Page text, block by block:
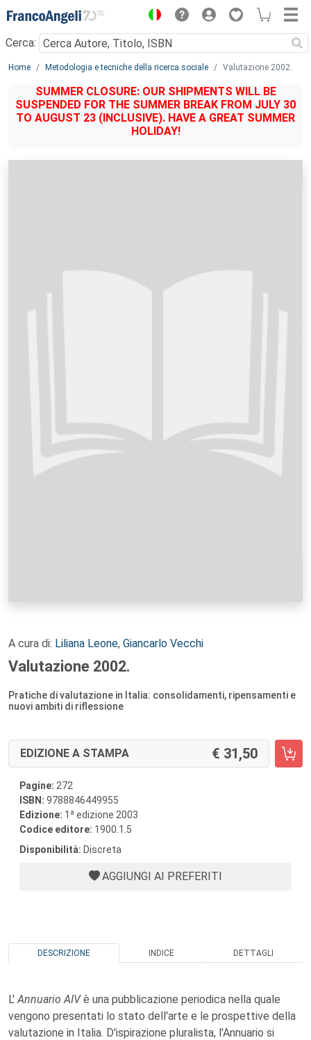
Menu
Cerca:
Main content
Home Metodologia e tecniche della ricerca sociale Valutazione 2002.
SUMMER CLOSURE: OUR SHIPMENTS WILL BE
SUSPENDED FOR THE SUMMER BREAK FROM JULY 30
TO AUGUST 23 (INCLUSIVE). HAVE A GREAT SUMMER
HOLIDAY!
A cura di: Liliana Leone, Giancarlo Vecchi
Valutazione 2002.
Pratiche di valutazione in Italia: consolidamenti, ripensamenti e
nuovi ambiti di riflessione
EDIZIONE A STAMPA 31,50
Pagine: 272
ISBN: 9788846449955
Edizione: 1 a edizione 2003
Codice editore: 1900.1.5
Disponibilità: Discreta
AGGIUNGI AI PREFERITI
DESCRIZIONE INDICE DETTAGLI
L'Annuario AIVè una pubblicazione periodica nella quale
vengono presentati lo stato dell'arte e le prospettive della
valutazione in Italia. D'ispirazione pluralista, l'Annuario si